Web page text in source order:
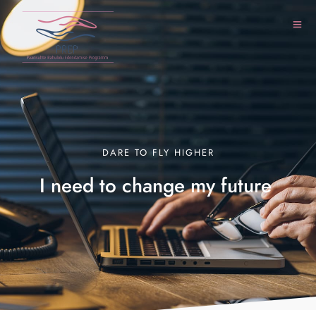
DARE TO FLY HIGHER
I need to change myfuture|